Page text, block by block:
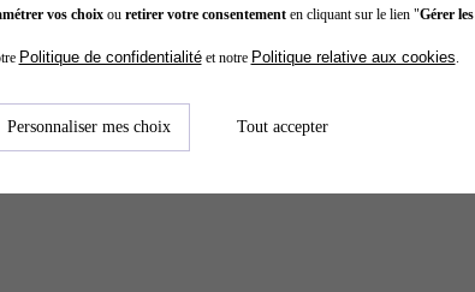
vos choixou retirer votre consentementen cliquant sur le lien "Gérer les
Politique de confidentialitéet notre Politique relative aux cookies
Personnaliser mes choix Tout accepter